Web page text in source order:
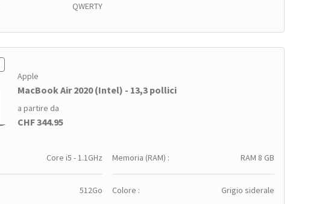
QWERTY
Apple
MacBook Air 2020 (Intel) - 13,3 pollici
a partire da
CHF 344.95
Core i5 - 1.1GHz Memoria (RAM) : RAM 8 GB
512Go Colore : Grigio siderale